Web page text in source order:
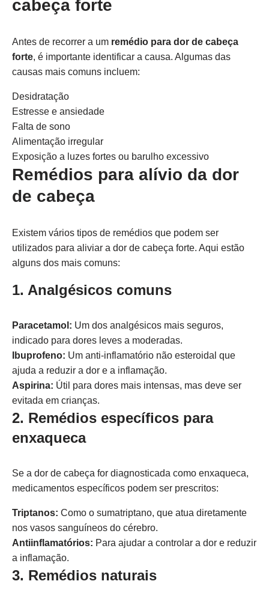
cabeça forte
Antes de recorrer a um remédio para dor de cabeça
forte, é importante identificar a causa. Algumas das
causas mais comuns incluem:
Desidratação
Estresse e ansiedade
Falta de sono
Alimentação irregular
Exposição a luzes fortes ou barulho excessivo
Remédios para alívio da dor
de cabeça
Existem vários tipos de remédios que podem ser
utilizados para aliviar a dor de cabeça forte. Aqui estão
alguns dos mais comuns:
1. Analgésicos comuns
Paracetamol: Um dos analgésicos mais seguros,
indicado para dores leves a moderadas.
Ibuprofeno: Um anti-inflamatório não esteroidal que
ajuda a reduzir a dor e a inflamação.
Aspirina: Útil para dores mais intensas, mas deve ser
evitada em crianças.
2. Remédios específicos para
enxaqueca
Se a dor de cabeça for diagnosticada como enxaqueca,
medicamentos específicos podem ser prescritos:
Triptanos: Como o sumatriptano, que atua diretamente
nos vasos sanguíneos do cérebro.
Antiinflamatórios: Para ajudar a controlar a dor e reduzir
a inflamação.
3. Remédios naturais